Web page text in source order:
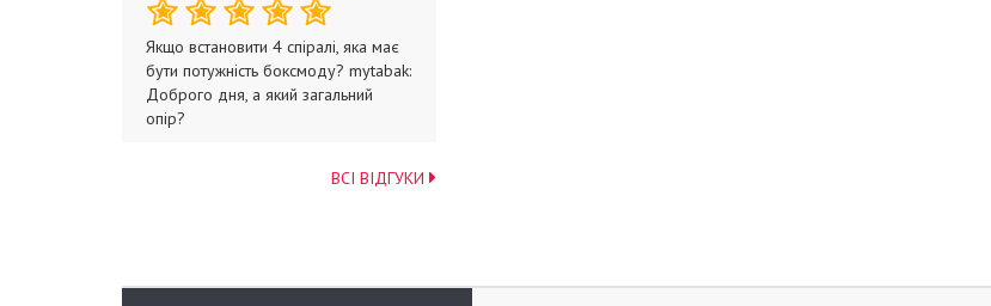
Якщо встановити 4 спіралі, яка має
бути потужність боксмоду? mytabak:
Доброго дня, а який загальний
опір?
ВСІ ВІДГУКИ